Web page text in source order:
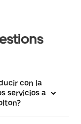
con la
servicios a